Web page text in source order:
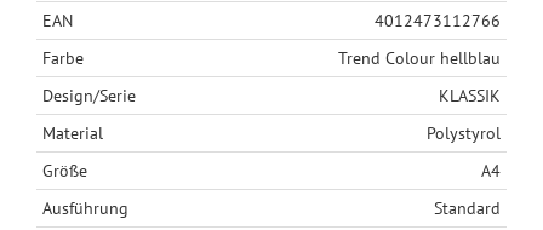
EAN
4012473112766
Farbe
Trend Colour hellblau
Design/Serie
KLASSIK
Material
Polystyrol
Größe
A4
Ausführung
Standard